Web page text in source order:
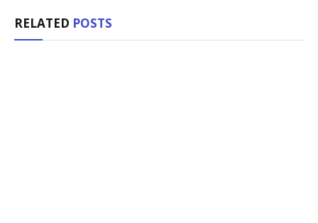
RELATED POSTS